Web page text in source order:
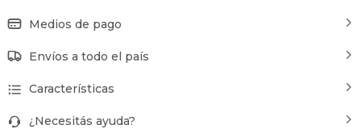
Medios de pago
Envíos a todo el país
Características
¿Necesitás ayuda?